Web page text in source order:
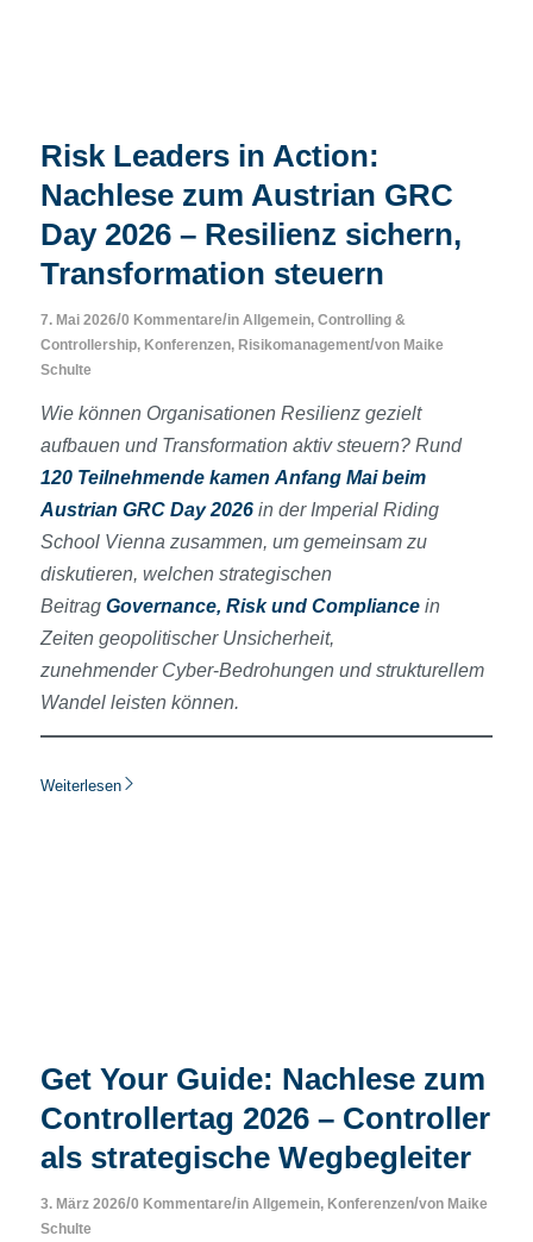
Risk Leaders in Action:
Nachlese zum Austrian GRC
Day 2026 – Resilienz sichern,
Transformation steuern
7. Mai 2026/0 Kommentare/in Allgemein, Controlling &
Controllership, Konferenzen, Risikomanagement/von Maike
Schulte
Wie können Organisationen Resilienz gezielt
aufbauen und Transformation aktiv steuern? Rund
120 Teilnehmende kamen Anfang Mai beim
Austrian GRC Day 2026in der Imperial Riding
School Vienna zusammen, um gemeinsam zu
diskutieren, welchen strategischen
Beitrag Governance, Risk und Compliancein
Zeiten geopolitischer Unsicherheit,
zunehmender Cyber‑Bedrohungen und strukturellem
Wandel leisten können.
Weiterlesen
Get Your Guide: Nachlese zum
Controllertag 2026 – Controller
als strategische Wegbegleiter
3. März 2026/0 Kommentare/in Allgemein, Konferenzen/von Maike
Schulte